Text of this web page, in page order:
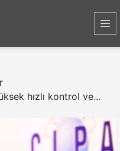
hızlı kontrol ve...